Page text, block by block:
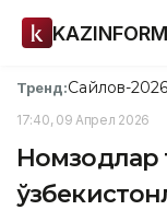
KAZINFORM
Тренд:Сайлов-
17:40, 09 Апрел 2026
Номзодлар